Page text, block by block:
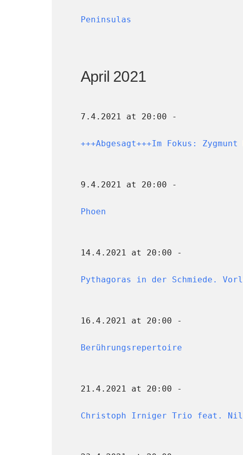
Peninsulas
April 2021
7.4.2021 at 20:00 -
+++Abgesagt+++Im Fokus: Zygmunt
9.4.2021 at 20:00 -
Phoen
14.4.2021 at 20:00 -
Pythagoras in der Schmiede.
16.4.2021 at 20:00 -
Berührungsrepertoire
21.4.2021 at 20:00 -
Christoph Irniger Trio feat. Nils